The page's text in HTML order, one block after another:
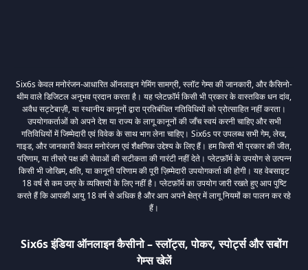
Six6s केवल मनोरंजन-आधारित ऑनलाइन गेमिंग सामग्री, स्लॉट गेम्स की जानकारी, और कैसिनो-
थीम वाले डिजिटल अनुभव प्रदान करता है। यह प्लेटफ़ॉर्म किसी भी प्रकार के वास्तविक धन दांव,
अवैध सट्टेबाज़ी, या स्थानीय कानूनों द्वारा प्रतिबंधित गतिविधियों को प्रोत्साहित नहीं करता।
उपयोगकर्ताओं को अपने देश या राज्य के लागू कानूनों की जाँच स्वयं करनी चाहिए और सभी
गतिविधियों में जिम्मेदारी एवं विवेक के साथ भाग लेना चाहिए। Six6s पर उपलब्ध सभी गेम, लेख,
गाइड, और जानकारी केवल मनोरंजन एवं शैक्षणिक उद्देश्य के लिए हैं। हम किसी भी प्रकार की जीत,
परिणाम, या तीसरे पक्ष की सेवाओं की सटीकता की गारंटी नहीं देते। प्लेटफ़ॉर्म के उपयोग से उत्पन्न
किसी भी जोखिम, क्षति, या कानूनी परिणाम की पूरी ज़िम्मेदारी उपयोगकर्ता की होगी। यह वेबसाइट
18 वर्ष से कम उम्र के व्यक्तियों के लिए नहीं है। प्लेटफ़ॉर्म का उपयोग जारी रखते हुए आप पुष्टि
करते हैं कि आपकी आयु 18 वर्ष से अधिक है और आप अपने क्षेत्र में लागू नियमों का पालन कर रहे
हैं।
Six6s इंडिया ऑनलाइन कैसीनो – स्लॉट्स, पोकर, स्पोर्ट्स और सबोंग
गेम्स खेलें